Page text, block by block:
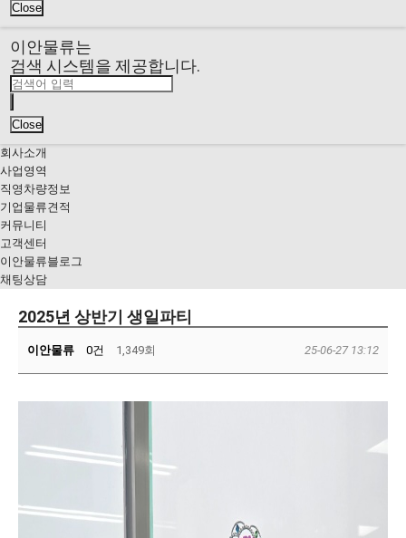
Close
이안물류는
검색 시스템을 제공합니다.
Close
회사소개
사업영역
직영차량정보
기업물류견적
커뮤니티
고객센터
이안물류블로그
채팅상담
2025년 상반기 생일파티
이안물류 0건 1,349회 25-06-27 13:12